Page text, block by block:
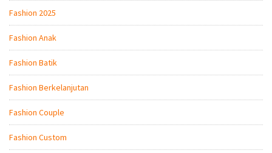
Fashion 2025
Fashion Anak
Fashion Batik
Fashion Berkelanjutan
Fashion Couple
Fashion Custom